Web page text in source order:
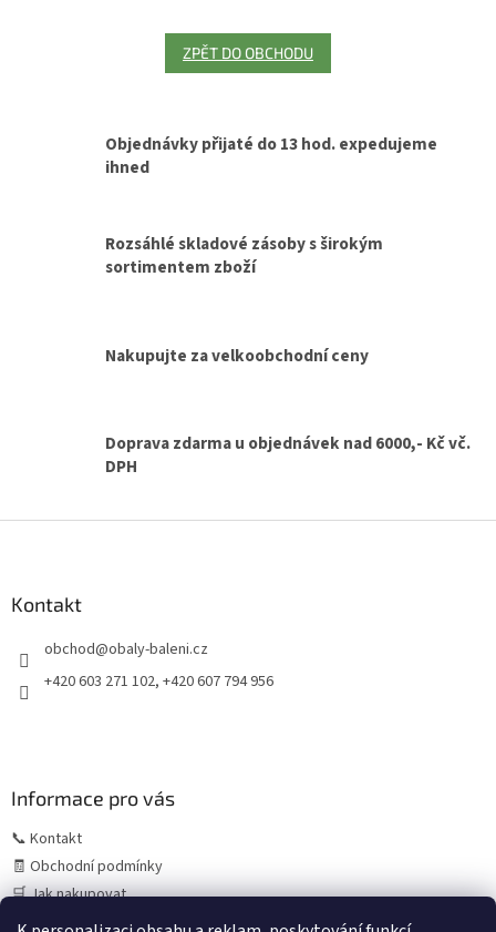
ZPĚT DO OBCHODU
Objednávky přijaté do 13 hod. expedujeme
ihned
Rozsáhlé skladové zásoby s širokým
sortimentem zboží
Nakupujte za velkoobchodní ceny
Doprava zdarma u objednávek nad 6000,- Kč vč.
DPH
Kontakt
obchod@obaly-baleni.cz
+420 603 271 102, +420 607 794 956
Informace pro vás
📞 Kontakt
🧾 Obchodní podmínky
🛒 Jak nakupovat
⚠️ Zásady práce s osobními údaji (GDPR)